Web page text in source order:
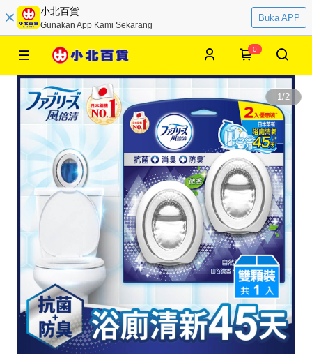
小北百貨
Gunakan App Kami Sekarang
Buka APP
0
1/2